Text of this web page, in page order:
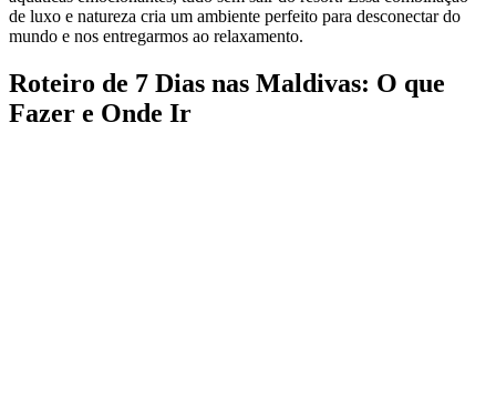
de luxo e natureza cria um ambiente perfeito para desconectar do
mundo e nos entregarmos ao relaxamento.
Roteiro de 7 Dias nas Maldivas: O que
Fazer e Onde Ir